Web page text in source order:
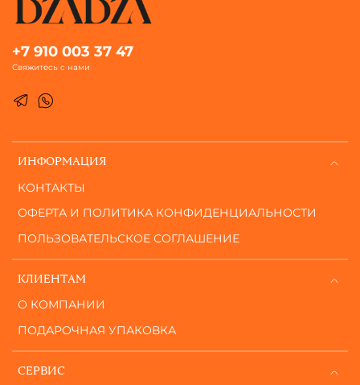
ИНФОРМАЦИЯ
КОНТАКТЫ
ОФЕРТА И ПОЛИТИКА КОНФИДЕНЦИАЛЬНОСТИ
ПОЛЬЗОВАТЕЛЬСКОЕ СОГЛАШЕНИЕ
КЛИЕНТАМ
О КОМПАНИИ
ПОДАРОЧНАЯ УПАКОВКА
СЕРВИС
+7 910 003 37 47
Свяжитесь с нами